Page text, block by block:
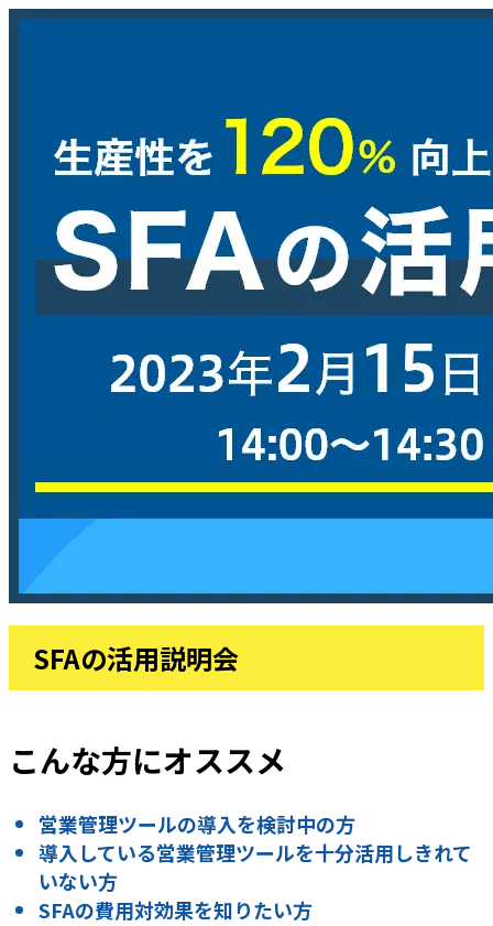
SFAの活用説明会
こんな方にオススメ
営業管理ツールの導入を検討中の方
導入している営業管理ツールを十分活用しきれて
いない方
SFAの費用対効果を知りたい方